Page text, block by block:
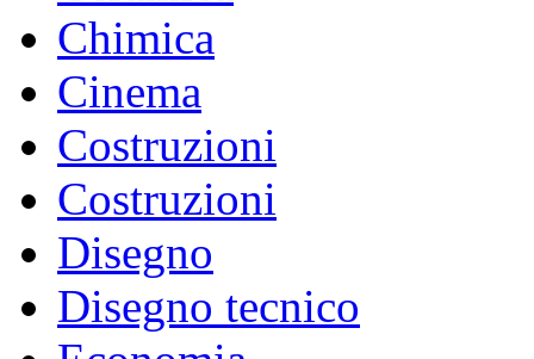
Chimica
Cinema
Costruzioni
Costruzioni
Disegno
Disegno tecnico